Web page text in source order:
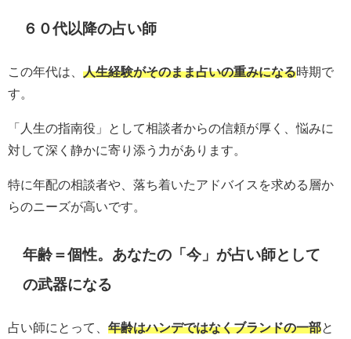
６０代以降の占い師
この年代は、 人生経験がそのまま占いの重みになる時期で
す。
「人生の指南役」として相談者からの信頼が厚く、悩みに
対して深く静かに寄り添う力があります。
特に年配の相談者や、落ち着いたアドバイスを求める層か
らのニーズが高いです。
年齢＝個性。あなたの「今」が占い師として
の武器になる
占い師にとって、 年齢はハンデではなくブランドの一部と